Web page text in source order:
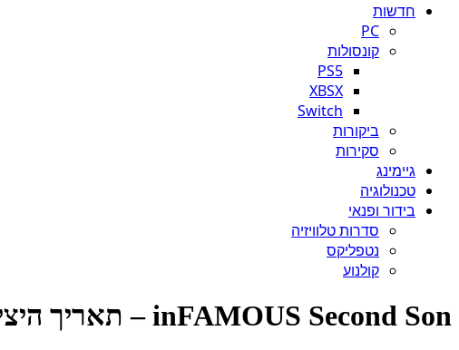
חדשות
PC
קונסולות
PS5
XBSX
Switch
ביקורות
סקירות
גיימינג
טכנולוגיה
בידור ופנאי
סדרות טלוויזיה
נטפליקס
קולנוע
inFAMOUS Second Son – תאריך היציאה הוכרז